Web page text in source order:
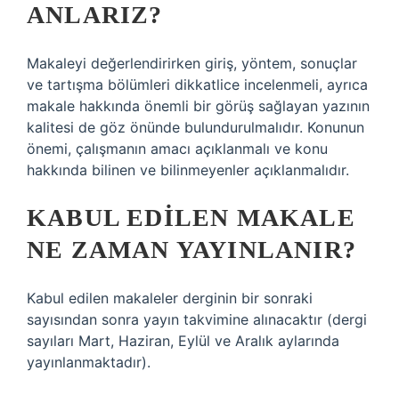
ANLARIZ?
Makaleyi değerlendirirken giriş, yöntem, sonuçlar
ve tartışma bölümleri dikkatlice incelenmeli, ayrıca
makale hakkında önemli bir görüş sağlayan yazının
kalitesi de göz önünde bulundurulmalıdır. Konunun
önemi, çalışmanın amacı açıklanmalı ve konu
hakkında bilinen ve bilinmeyenler açıklanmalıdır.
KABUL EDILEN MAKALE
NE ZAMAN YAYINLANIR?
Kabul edilen makaleler derginin bir sonraki
sayısından sonra yayın takvimine alınacaktır (dergi
sayıları Mart, Haziran, Eylül ve Aralık aylarında
yayınlanmaktadır).